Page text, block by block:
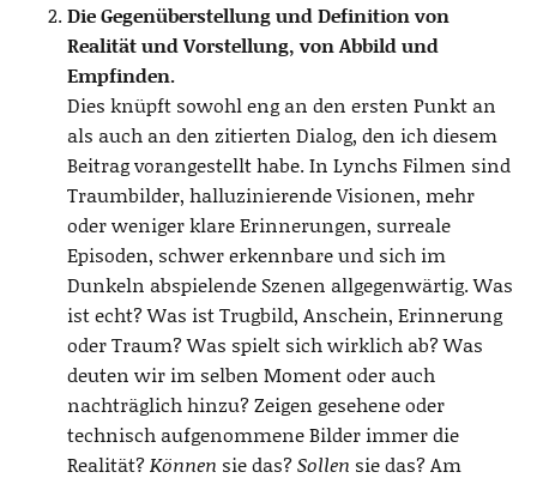
Die Gegenüberstellung und Definition von
Realität und Vorstellung, von Abbild und
Empfinden.
Dies knüpft sowohl eng an den ersten Punkt an
als auch an den zitierten Dialog, den ich diesem
Beitrag vorangestellt habe. In Lynchs Filmen sind
Traumbilder, halluzinierende Visionen, mehr
oder weniger klare Erinnerungen, surreale
Episoden, schwer erkennbare und sich im
Dunkeln abspielende Szenen allgegenwärtig. Was
ist echt? Was ist Trugbild, Anschein, Erinnerung
oder Traum? Was spielt sich wirklich ab? Was
deuten wir im selben Moment oder auch
nachträglich hinzu? Zeigen gesehene oder
technisch aufgenommene Bilder immer die
Realität?Können sie das?Sollen sie das? Am